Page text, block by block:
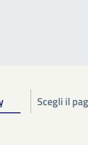
Scegli il